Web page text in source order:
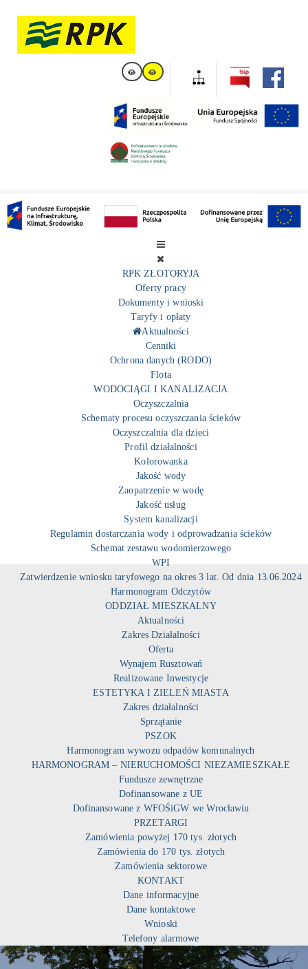
RPK ZŁOTORYJA
Oferty pracy
Dokumenty i wnioski
Taryfy i opłaty
Aktualności
Cenniki
Ochrona danych (RODO)
Flota
WODOCIĄGI I KANALIZACJA
Oczyszczalnia
Schematy procesu oczyszczania ścieków
Oczyszczalnia dla dzieci
Profil działalności
Kolorowanka
Jakość wody
Zaopatrzenie w wodę
Jakość usług
System kanalizacji
Regulamin dostarczania wody i odprowadzania ścieków
Schemat zestawu wodomierzowego
WPI
Zatwierdzenie wniosku taryfowego na okres 3 lat. Od dnia 13.06.2024
Harmonogram Odczytów
ODDZIAŁ MIESZKALNY
Aktualności
Zakres Działalności
Oferta
Wynajem Rusztowań
Realizowane Inwestycje
ESTETYKA I ZIELEŃ MIASTA
Zakres działalności
Sprzątanie
PSZOK
Harmonogram wywozu odpadów komunalnych
HARMONOGRAM – NIERUCHOMOŚCI NIEZAMIESZKAŁE
Fundusze zewnętrzne
Dofinansowane z UE
Dofinansowane z WFOŚiGW we Wrocławiu
PRZETARGI
Zamówienia powyżej 170 tys. złotych
Zamówienia do 170 tys. złotych
Zamówienia sektorowe
KONTAKT
Dane informacyjne
Dane kontaktowe
Wnioski
Telefony alarmowe